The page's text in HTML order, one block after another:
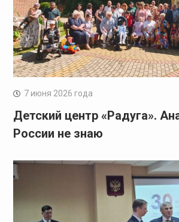
7 июня 2026 года
Детский центр «Радуга».
России не знаю